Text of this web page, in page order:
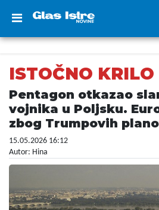
ISTOČNO KRILO
Pentagon otkazao
vojnika u Poljsku.
zbog Trumpovih
15.05.2026 16:12
Autor: Hina